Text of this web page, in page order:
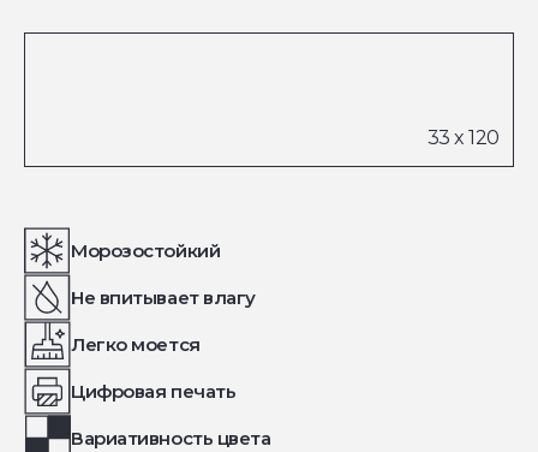
Морозостойкий
Не впитывает влагу
Легко моется
Цифровая печать
Вариативность цвета